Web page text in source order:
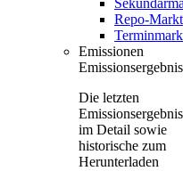
Repo-Markt
Emissionen
Die letzten
im Detail sowie
historische zum
Herunterladen